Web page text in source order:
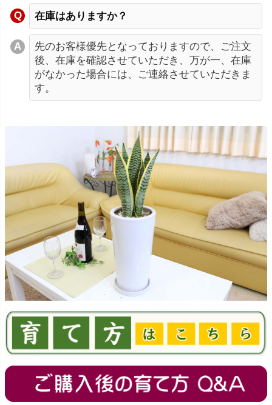
在庫はありますか？
先のお客様優先となっておりますので、ご注文
後、在庫を確認させていただき、万が一、在庫
がなかった場合には、ご連絡させていただきま
す。